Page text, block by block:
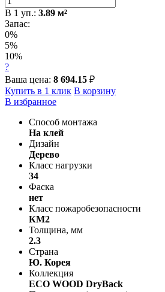
В 1 уп.: 3.89 м²
Запас:
0%
5%
10%
?
Ваша цена: 8 694.15 ₽
Купить в 1 клик В корзину
В избранное
Способ монтажа
На клей
Дизайн
Дерево
Класс нагрузки
34
Фаска
нет
Класс пожаробезопасности
КМ2
Толщина, мм
2.3
Страна
Ю. Корея
Коллекция
ECO WOOD DryBack